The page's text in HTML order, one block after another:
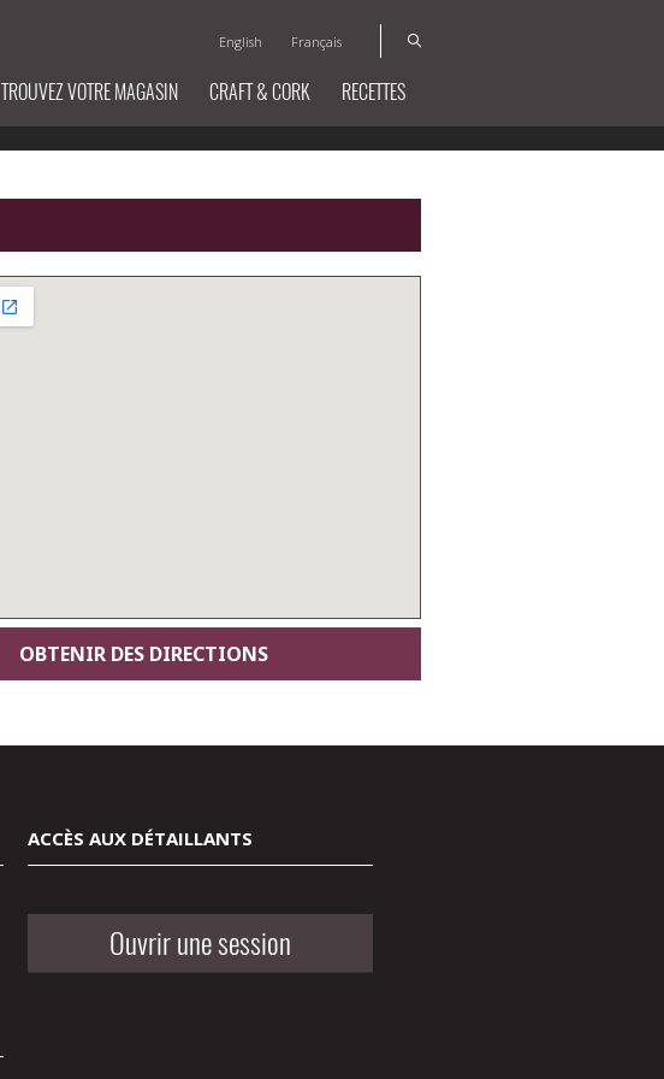
English Français
TROUVEZ VOTRE MAGASIN CRAFT & CORK RECETTES
ACCÈS AUX DÉTAILLANTS
Ouvrir une session